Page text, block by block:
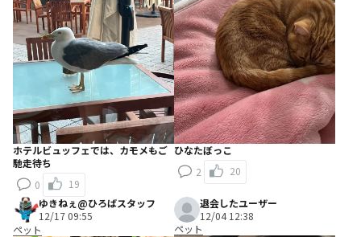
ホテルビュッフェでは、カモメもご
馳走待ち
0
19
ひなたぼっこ
2
20
ゆきねぇ@ひろばスタッフ
12/17 09:55
ペット
退会したユーザー
12/04 12:38
ペット